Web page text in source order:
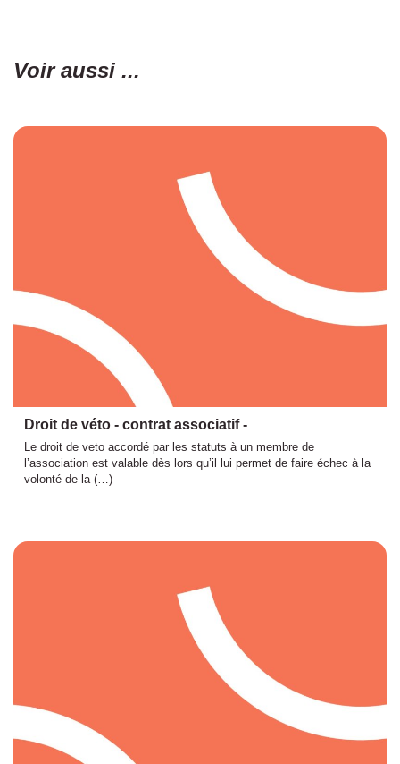
Voir aussi ...
Droit de véto - contrat associatif -
Le droit de veto accordé par les statuts à un membre de
l’association est valable dès lors qu’il lui permet de faire échec à la
volonté de la (…)